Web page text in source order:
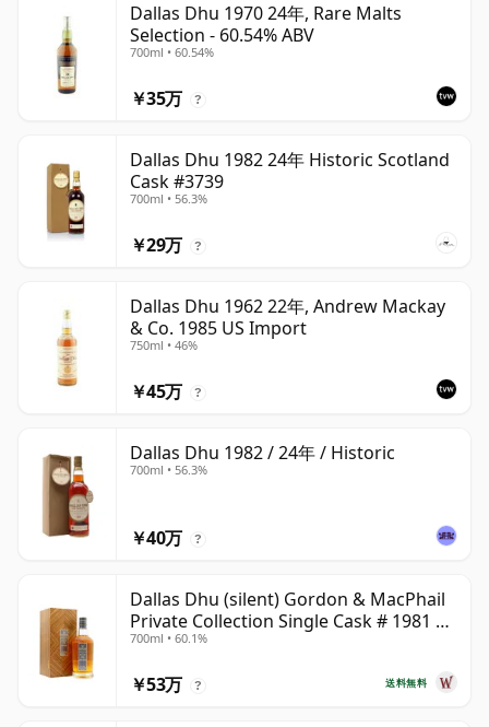
Dallas Dhu 1970 24年, Rare Malts
Selection - 60.54% ABV
700ml • 60.54%
￥35万 ?
Dallas Dhu 1982 24年 Historic Scotland
Cask #3739
700ml • 56.3%
￥29万 ?
Dallas Dhu 1962 22年, Andrew Mackay
& Co. 1985 US Import
750ml • 46%
￥45万 ?
Dallas Dhu 1982 / 24年 / Historic
700ml • 56.3%
￥40万 ?
Dallas Dhu (silent) Gordon & MacPhail
Private Collection Single Cask # 1981 38
年
700ml • 60.1%
送料無料
￥53万 ?